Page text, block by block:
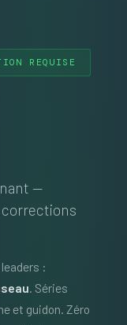
REQUISE
—
:
. Séries
et guidon. Zéro